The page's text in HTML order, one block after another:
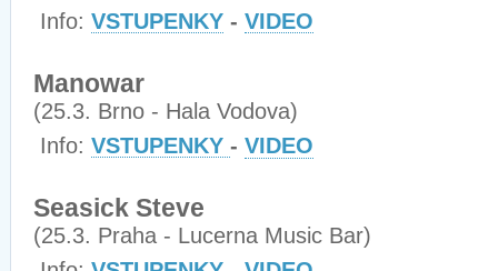
Info: VSTUPENKY - VIDEO
Manowar
(25.3. Brno - Hala Vodova)
Info: VSTUPENKY - VIDEO
Seasick Steve
(25.3. Praha - Lucerna Music Bar)